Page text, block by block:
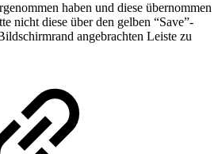
haben und diese übernommen
nicht diese über den gelben “Save”-
angebrachten Leiste zu